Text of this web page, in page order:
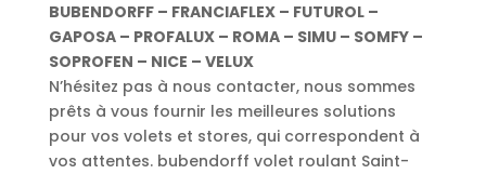
BUBENDORFF – FRANCIAFLEX – FUTUROL –
GAPOSA – PROFALUX – ROMA – SIMU – SOMFY –
SOPROFEN – NICE – VELUX
N’hésitez pas à nous contacter, nous sommes
prêts à vous fournir les meilleures solutions
pour vos volets et stores, qui correspondent à
vos attentes. bubendorff volet roulant Saint-